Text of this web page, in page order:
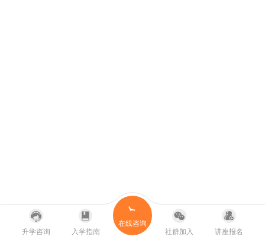
升学咨询 入学指南
在线咨询
社群加入
讲座报名